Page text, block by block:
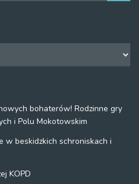
bohaterów! Rodzinne gry
i Polu Mokotowskim
beskidzkich schroniskach i
KOPD